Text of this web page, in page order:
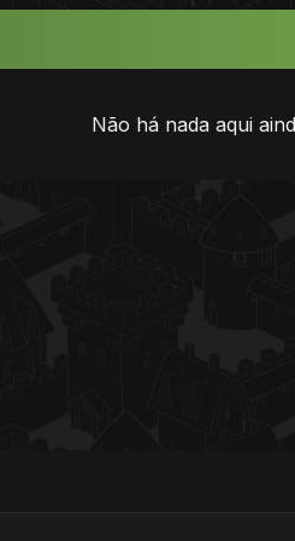
Não há nada aqui